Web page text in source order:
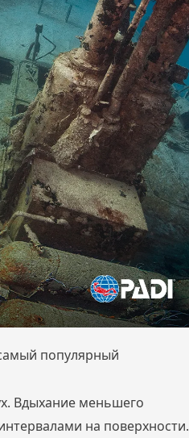
популярный
Вдыхание меньшего
на поверхности.